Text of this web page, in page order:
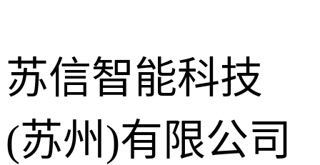
苏信智能科技
(苏州)有限公司
中心供氧系